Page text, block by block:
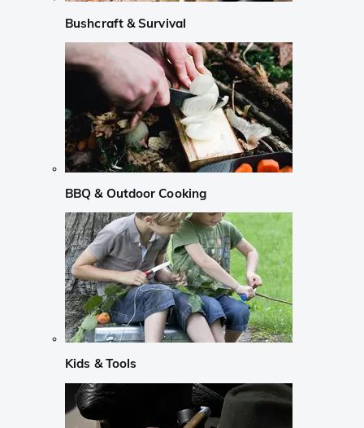
Bushcraft & Survival
BBQ & Outdoor Cooking
Kids & Tools